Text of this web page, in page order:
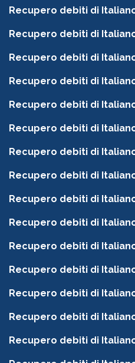
Recupero debiti di
Recupero debiti di
Recupero debiti di
Recupero debiti di
Recupero debiti di
Recupero debiti di
Recupero debiti di
Recupero debiti di
Recupero debiti di
Recupero debiti di
Recupero debiti di
Recupero debiti di
Recupero debiti di
Recupero debiti di
Recupero debiti di